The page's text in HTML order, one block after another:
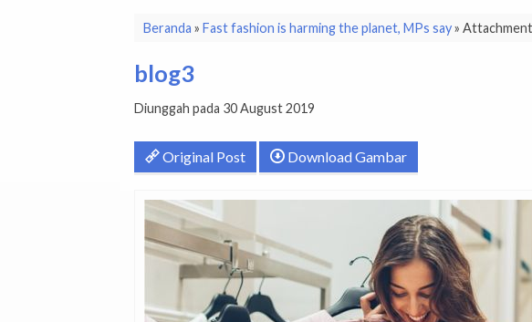
Beranda » Fast fashion is harming the planet, MPs say»
blog3
Diunggah pada 30 August 2019
Original Post Download Gambar